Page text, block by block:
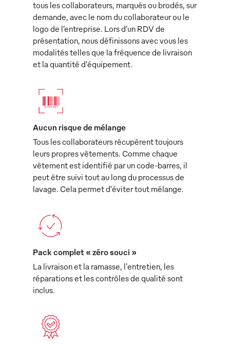
tous les collaborateurs, marqués ou brodés, sur
demande, avec le nom du collaborateur ou le
logo de l’entreprise. Lors d’un RDV de
présentation, nous définissons avec vous les
modalités telles que la fréquence de livraison
et la quantité d’équipement.
Aucun risque de mélange
Tous les collaborateurs récupèrent toujours
leurs propres vêtements. Comme chaque
vêtement est identifié par un code-barres, il
peut être suivi tout au long du processus de
lavage. Cela permet d’éviter tout mélange.
Pack complet « zéro souci »
La livraison et la ramasse, l'entretien, les
réparations et les contrôles de qualité sont
inclus.